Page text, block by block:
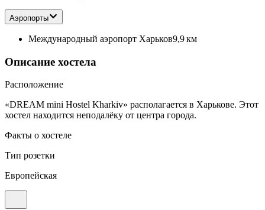
Аэропорты
Международный аэропорт Харьков9,9 км
Описание хостела
Расположение
«DREAM mini Hostel Kharkiv» располагается в Харькове. Этот
хостел находится неподалёку от центра города.
Факты о хостеле
Тип розетки
Европейская